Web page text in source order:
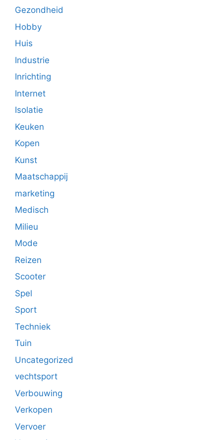
Gezondheid
Hobby
Huis
Industrie
Inrichting
Internet
Isolatie
Keuken
Kopen
Kunst
Maatschappij
marketing
Medisch
Milieu
Mode
Reizen
Scooter
Spel
Sport
Techniek
Tuin
Uncategorized
vechtsport
Verbouwing
Verkopen
Vervoer